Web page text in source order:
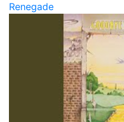
Renegade